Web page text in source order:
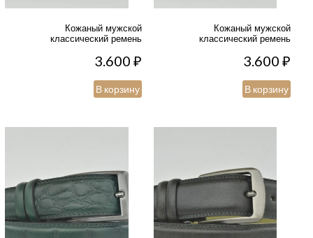
Кожаный мужской
классический ремень
3.600₽
В корзину
Кожаный мужской
классический ремень
3.600₽
В корзину